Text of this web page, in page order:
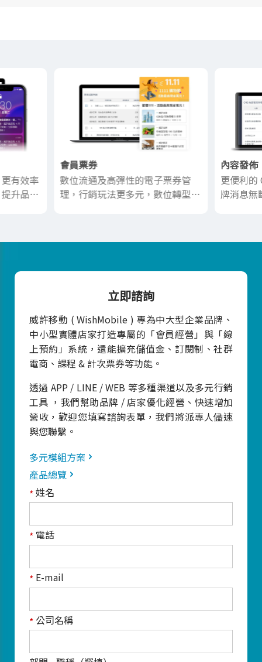
有效率
升品牌
會員票券
數位流通及高彈性的電子票券管
理，行銷玩法更多元，數位轉型並
內容發佈
更便利的
牌消息無
立即諮詢
威許移動 ( WishMobile ) 專為中大型企業品牌、
中小型實體店家打造專屬的「會員經營」與「線
上預約」系統，還能擴充儲值金、訂閱制、社群
電商、課程 & 計次票券等功能。
透過 APP / LINE / WEB 等多種渠道以及多元行銷
工具 ，我們幫助品牌 / 店家優化經營、快速增加
營收，歡迎您填寫諮詢表單，我們將派專人儘速
與您聯繫。
多元模組方案
產品總覽
*姓名
* 電話
* E-mail
* 公司名稱